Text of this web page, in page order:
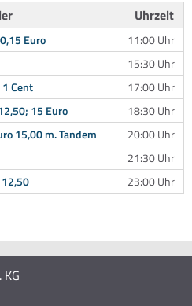
Uhrzeit
Euro
11:00 Uhr
15:30 Uhr
Cent
17:00 Uhr
15 Euro
18:30 Uhr
15,00 m. Tandem
20:00 Uhr
21:30 Uhr
23:00 Uhr